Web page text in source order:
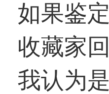
如果鉴
收藏家
我认为